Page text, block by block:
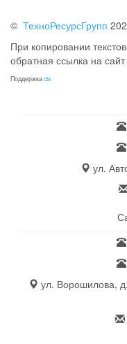
© ТехноРесурсГрупп
При копировании
обратная ссылка на
Поддержкаcts
ул.
ул. Ворошилова,